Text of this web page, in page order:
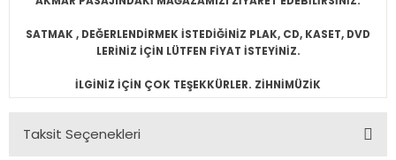
SATMAK , DEĞERLENDİRMEK İSTEDİĞİNİZ PLAK, CD, KASET, DVD
LERİNİZ İÇİN LÜTFEN FİYAT İSTEYİNİZ.
İLGİNİZ İÇİN ÇOK TEŞEKKÜRLER. ZİHNİMÜZİK
Taksit Seçenekleri